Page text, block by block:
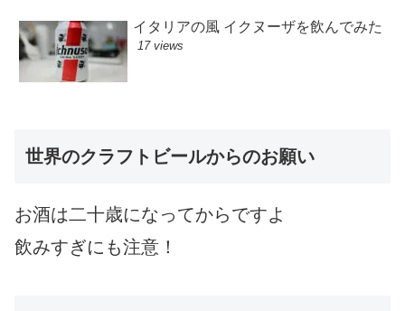
イタリアの風 イクヌーザを飲んでみた
17 views
世界のクラフトビールからのお願い
お酒は二十歳になってからですよ
飲みすぎにも注意！